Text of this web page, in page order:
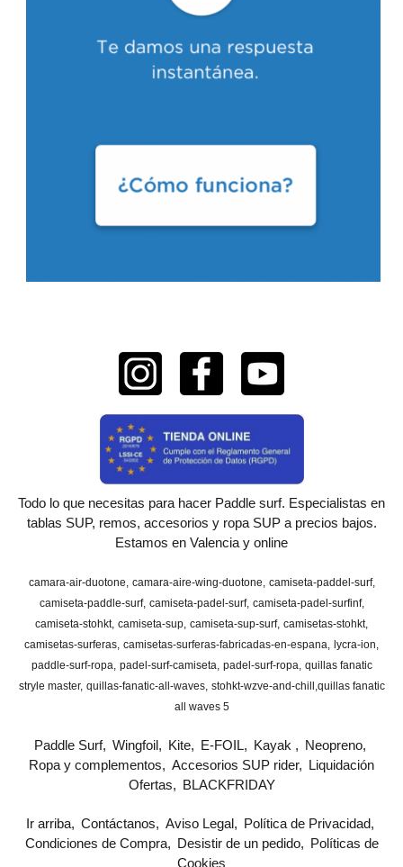
Todo lo que necesitas para hacer Paddle surf. Especialistas en
tablas SUP, remos, accesorios y ropa SUP a precios bajos.
Estamos en Valencia y online
camara-air-duotone camara-aire-wing-duotone camiseta-paddel-surf
camiseta-paddle-surf camiseta-padel-surf camiseta-padel-surfinf
camiseta-stohkt camiseta-sup camiseta-sup-surf camisetas-stohkt
camisetas-surferas camisetas-surferas-fabricadas-en-espana lycra-ion
paddle-surf-ropa padel-surf-camiseta padel-surf-ropa quillas fanatic
stryle master quillas-fanatic-all-waves stohkt-wzve-and-chill ​quillas fanatic
all waves 5
Paddle Surf Wingfoil Kite E-FOIL Kayak
Neopreno
Ropa y complementos
Accesorios SUP rider
Liquidación
Ofertas
BLACKFRIDAY
Ir arriba Contáctanos Aviso Legal
Política de Privacidad
Condiciones de Compra
Desistir de un pedido
Políticas de
Cookies